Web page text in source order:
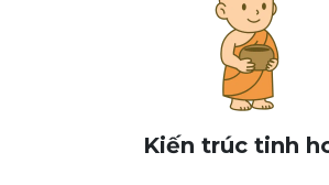
Kiến trúc tinh